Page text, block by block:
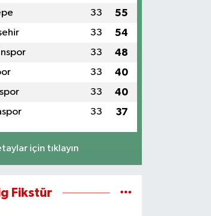
33 55
33 54
33 48
33 40
33 40
33 37
için tıklayın
Fikstür